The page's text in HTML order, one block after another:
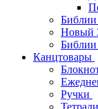
Библии
Новый
Библии
Канцтовары
Ручки